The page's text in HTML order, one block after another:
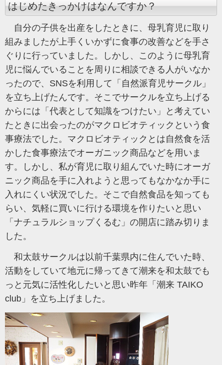
はじめたきっかけはなんですか？
自分の子供を出産をしたときに、母乳育児に取り
組みましたが上手くいかずに食事の改善などを手さ
ぐりに行っていました。しかし、このように母乳育
児に悩んでいることを周りに相談できる人がいなか
ったので、SNSを利用して「自然派育児サークル」
を立ち上げたんです。そこでサークルを立ち上げる
からには「代表として知識をつけたい」と考えてい
たときに出会ったのがマクロビオティックという食
事療法でした。マクロビオティックとは自然食を活
かした食事療法でオーガニック商品などを用いま
す。しかし、私が育児に取り組んでいた時にオーガ
ニック商品を手に入れようと思ってもなかなか手に
入れにくい状況でした。そこで自然食品を知っても
らい、気軽に買いに行ける環境を作りたいと思い
「ナチュラルショップくるむ」の開店に踏み切りま
した。
和太鼓サークルは以前千葉県内に住んでいた時、
活動をしていて地元に帰ってきて潮来を和太鼓でも
っと元気に活性化したいと思い昨年「潮来 TAIKO
club」を立ち上げました。